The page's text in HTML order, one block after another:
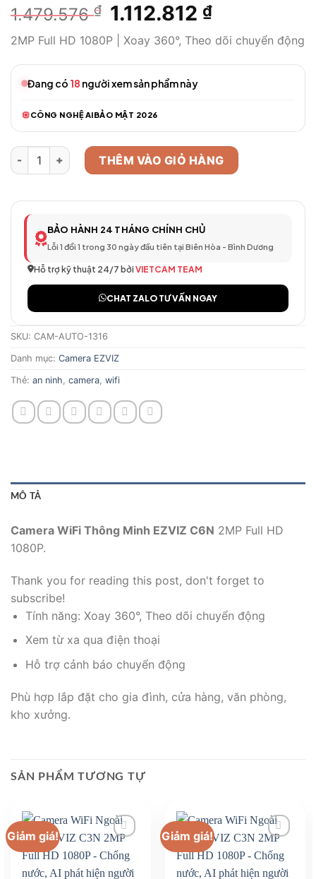
1.479.576₫
Giá
gốc
là:
1.479.576 ₫.
1.112.812 ₫Giá
tại
là:
2MP Full HD 1080P | Xoay 360°, Theo dõi chuyển động
Đang có 18 người xem sản phẩm này
CÔNG NGHỆ AIBẢO MẬT 2026
Camera WiFi Thông Minh Model 317 – Full HD số lượng
THÊM VÀO GIỎ HÀNG
BẢO HÀNH 24 THÁNG CHÍNH CHỦ
Lỗi 1 đổi 1 trong 30 ngày đầu tiên tại Biên Hòa - Bình Dương
Hỗ trợ kỹ thuật 24/7 bởi VIETCAM TEAM
CHAT ZALO TƯ VẤN NGAY
SKU: CAM-AUTO-1316
Danh mục: Camera EZVIZ
Thẻ: an ninh camera wifi
MÔ TẢ
Camera WiFi Thông Minh EZVIZ C6N 2MP Full HD
1080P.
Thank you for reading this post, don't forget to
subscribe!
Tính năng: Xoay 360°, Theo dõi chuyển động
Xem từ xa qua điện thoại
Hỗ trợ cảnh báo chuyển động
Phù hợp lắp đặt cho gia đình, cửa hàng, văn phòng,
kho xưởng.
SẢN PHẨM TƯƠNG TỰ
Giảm giá! Giảm giá!